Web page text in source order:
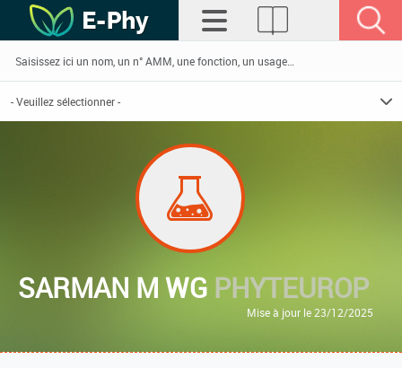
SARMAN M WG PHYTEUROP
Mise à jour le 23/12/2025